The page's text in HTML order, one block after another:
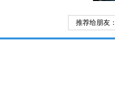
推荐给朋友：